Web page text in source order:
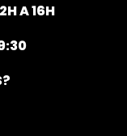
A 16H